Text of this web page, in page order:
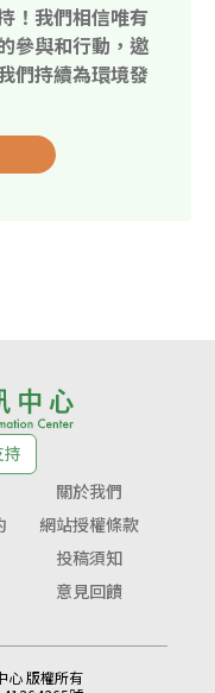
！我們相信唯有
參與和行動，邀
們持續為環境發
持
關於我們
網站授權條款
投稿須知
意見回饋
心 版權所有